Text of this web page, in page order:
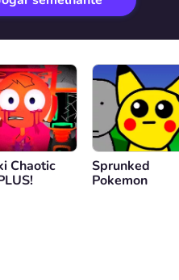
Chaotic
Sprunked
Pokemon